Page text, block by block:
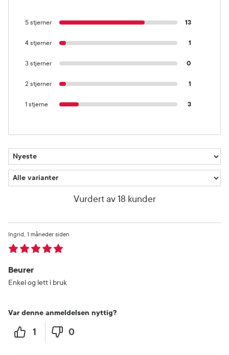
5 stjerner 13
4 stjerner 1
3 stjerner 0
2 stjerner 1
1 stjerne 3
Vurdert av 18 kunder
Beurer
1 måneder siden
Ingrid
Enkel og lett i bruk
Var denne anmeldelsen nyttig?
1 0